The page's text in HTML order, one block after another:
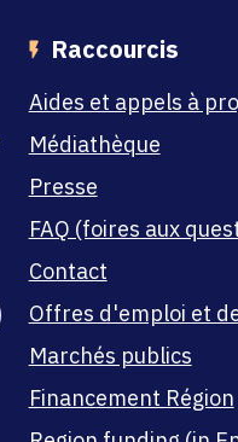
Raccourcis
Aides et appels à
Médiathèque
Presse
FAQ (foires aux
Contact
Offres d'emploi et
Marchés publics
Financement Région